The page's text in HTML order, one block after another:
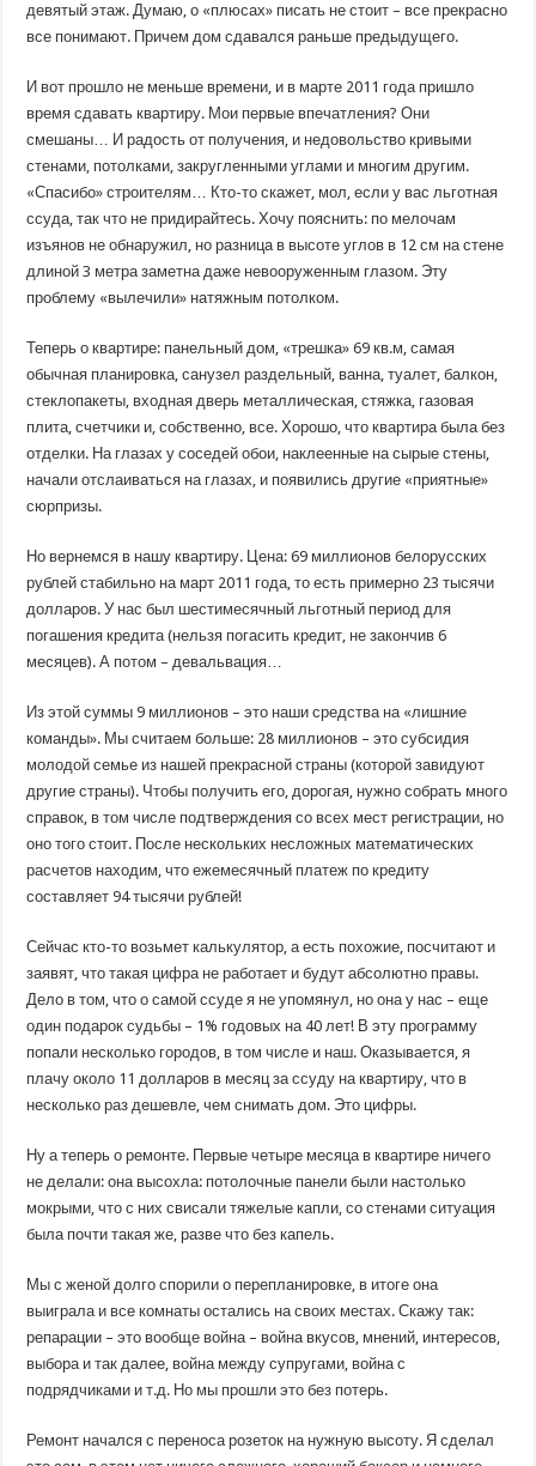
девятый этаж. Думаю, о «плюсах» писать не стоит – все прекрасно
все понимают. Причем дом сдавался раньше предыдущего.
И вот прошло не меньше времени, и в марте 2011 года пришло
время сдавать квартиру. Мои первые впечатления? Они
смешаны… И радость от получения, и недовольство кривыми
стенами, потолками, закругленными углами и многим другим.
«Спасибо» строителям… Кто-то скажет, мол, если у вас льготная
ссуда, так что не придирайтесь. Хочу пояснить: по мелочам
изъянов не обнаружил, но разница в высоте углов в 12 см на стене
длиной 3 метра заметна даже невооруженным глазом. Эту
проблему «вылечили» натяжным потолком.
Теперь о квартире: панельный дом, «трешка» 69 кв.м, самая
обычная планировка, санузел раздельный, ванна, туалет, балкон,
стеклопакеты, входная дверь металлическая, стяжка, газовая
плита, счетчики и, собственно, все. Хорошо, что квартира была без
отделки. На глазах у соседей обои, наклеенные на сырые стены,
начали отслаиваться на глазах, и появились другие «приятные»
сюрпризы.
Но вернемся в нашу квартиру. Цена: 69 миллионов белорусских
рублей стабильно на март 2011 года, то есть примерно 23 тысячи
долларов. У нас был шестимесячный льготный период для
погашения кредита (нельзя погасить кредит, не закончив 6
месяцев). А потом – девальвация…
Из этой суммы 9 миллионов – это наши средства на «лишние
команды». Мы считаем больше: 28 миллионов – это субсидия
молодой семье из нашей прекрасной страны (которой завидуют
другие страны). Чтобы получить его, дорогая, нужно собрать много
справок, в том числе подтверждения со всех мест регистрации, но
оно того стоит. После нескольких несложных математических
расчетов находим, что ежемесячный платеж по кредиту
составляет 94 тысячи рублей!
Сейчас кто-то возьмет калькулятор, а есть похожие, посчитают и
заявят, что такая цифра не работает и будут абсолютно правы.
Дело в том, что о самой ссуде я не упомянул, но она у нас – еще
один подарок судьбы – 1% годовых на 40 лет! В эту программу
попали несколько городов, в том числе и наш. Оказывается, я
плачу около 11 долларов в месяц за ссуду на квартиру, что в
несколько раз дешевле, чем снимать дом. Это цифры.
Ну а теперь о ремонте. Первые четыре месяца в квартире ничего
не делали: она высохла: потолочные панели были настолько
мокрыми, что с них свисали тяжелые капли, со стенами ситуация
была почти такая же, разве что без капель.
Мы с женой долго спорили о перепланировке, в итоге она
выиграла и все комнаты остались на своих местах. Скажу так:
репарации – это вообще война – война вкусов, мнений, интересов,
выбора и так далее, война между супругами, война с
подрядчиками и т.д. Но мы прошли это без потерь.
Ремонт начался с переноса розеток на нужную высоту. Я сделал